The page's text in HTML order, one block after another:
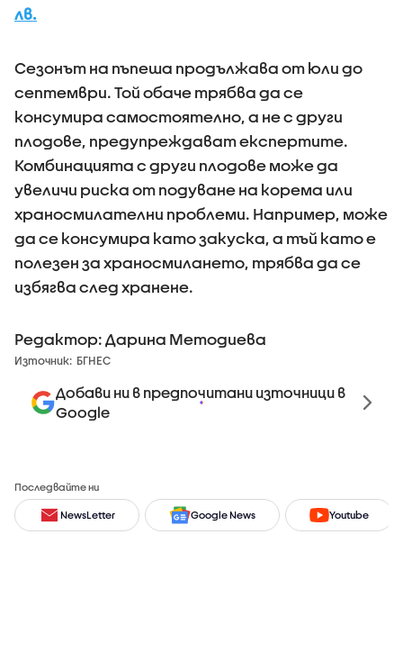
лв.
Сезонът на пъпеша продължава от юли до
септември. Той обаче трябва да се
консумира самостоятелно, а не с други
плодове, предупреждават експертите.
Комбинацията с други плодове може да
увеличи риска от подуване на корема или
храносмилателни проблеми. Например, може
да се консумира като закуска, а тъй като е
полезен за храносмилането, трябва да се
избягва след хранене.
Редактор: Дарина Методиева
Източник: БГНЕС
Добави ни в предпочитани източници в
Google
Последвайте ни
NewsLetter Google News Youtube